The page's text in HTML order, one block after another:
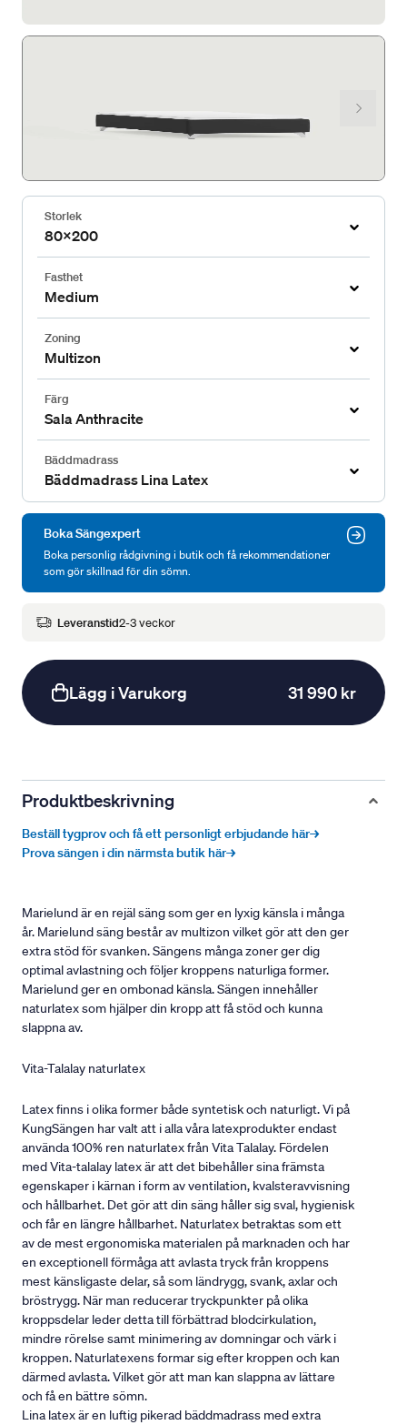
Storlek
80x200
Fasthet
Medium
Zoning
Multizon
Färg
Sala Anthracite
Bäddmadrass
Bäddmadrass Lina Latex
Boka Sängexpert
Boka personlig rådgivning i butik och få rekommendationer
som gör skillnad för din sömn.
Leveranstid2-3 veckor
Lägg i Varukorg 31 990 kr
Produktbeskrivning
Beställ tygprov och få ett personligt erbjudande här→
Prova sängen i din närmsta butik här→
Marielund är en rejäl säng som ger en lyxig känsla i många
år. Marielund säng består av multizon vilket gör att den ger
extra stöd för svanken. Sängens många zoner ger dig
optimal avlastning och följer kroppens naturliga former.
Marielund ger en ombonad känsla. Sängen innehåller
naturlatex som hjälper din kropp att få stöd och kunna
slappna av.
Vita-Talalay naturlatex
Latex finns i olika former både syntetisk och naturligt. Vi på
KungSängen har valt att i alla våra latexprodukter endast
använda 100% ren naturlatex från Vita Talalay. Fördelen
med Vita-talalay latex är att det bibehåller sina främsta
egenskaper i kärnan i form av ventilation, kvalsteravvisning
och hållbarhet. Det gör att din säng håller sig sval, hygienisk
och får en längre hållbarhet. Naturlatex betraktas som ett
av de mest ergonomiska materialen på marknaden och har
en exceptionell förmåga att avlasta tryck från kroppens
mest känsligaste delar, så som ländrygg, svank, axlar och
bröstrygg. När man reducerar tryckpunkter på olika
kroppsdelar leder detta till förbättrad blodcirkulation,
mindre rörelse samt minimering av domningar och värk i
kroppen. Naturlatexens formar sig efter kroppen och kan
därmed avlasta. Vilket gör att man kan slappna av lättare
och få en bättre sömn.
Lina latex är en luftig pikerad bäddmadrass med extra